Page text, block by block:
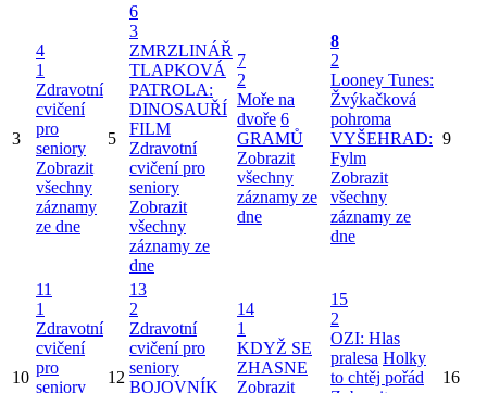
3
4
1
Zdravotní
cvičení
pro
seniory
Zobrazit
všechny
záznamy
ze dne
5
6
3
ZMRZLINÁŘ
TLAPKOVÁ
PATROLA:
DINOSAUŘÍ
FILM
Zdravotní
cvičení pro
seniory
Zobrazit
všechny
záznamy ze
dne
7
2
Moře na
dvoře 6
GRAMŮ
Zobrazit
všechny
záznamy ze
dne
8
2
Looney Tunes:
Žvýkačková
pohroma
VYŠEHRAD:
Fylm
Zobrazit
všechny
záznamy ze
dne
9
10
11
1
Zdravotní
cvičení
pro
seniory
12
13
2
Zdravotní
cvičení pro
seniory
BOJOVNÍK
14
1
KDYŽ SE
ZHASNE
Zobrazit
15
2
OZI: Hlas
pralesa Holky
to chtěj pořád
16